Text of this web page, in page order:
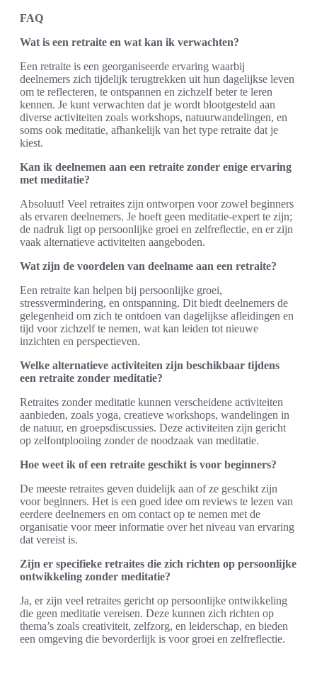
FAQ
Wat is een retraite en wat kan ik verwachten?
Een retraite is een georganiseerde ervaring waarbij
deelnemers zich tijdelijk terugtrekken uit hun dagelijkse leven
om te reflecteren, te ontspannen en zichzelf beter te leren
kennen. Je kunt verwachten dat je wordt blootgesteld aan
diverse activiteiten zoals workshops, natuurwandelingen, en
soms ook meditatie, afhankelijk van het type retraite dat je
kiest.
Kan ik deelnemen aan een retraite zonder enige ervaring
met meditatie?
Absoluut! Veel retraites zijn ontworpen voor zowel beginners
als ervaren deelnemers. Je hoeft geen meditatie-expert te zijn;
de nadruk ligt op persoonlijke groei en zelfreflectie, en er zijn
vaak alternatieve activiteiten aangeboden.
Wat zijn de voordelen van deelname aan een retraite?
Een retraite kan helpen bij persoonlijke groei,
stressvermindering, en ontspanning. Dit biedt deelnemers de
gelegenheid om zich te ontdoen van dagelijkse afleidingen en
tijd voor zichzelf te nemen, wat kan leiden tot nieuwe
inzichten en perspectieven.
Welke alternatieve activiteiten zijn beschikbaar tijdens
een retraite zonder meditatie?
Retraites zonder meditatie kunnen verscheidene activiteiten
aanbieden, zoals yoga, creatieve workshops, wandelingen in
de natuur, en groepsdiscussies. Deze activiteiten zijn gericht
op zelfontplooiing zonder de noodzaak van meditatie.
Hoe weet ik of een retraite geschikt is voor beginners?
De meeste retraites geven duidelijk aan of ze geschikt zijn
voor beginners. Het is een goed idee om reviews te lezen van
eerdere deelnemers en om contact op te nemen met de
organisatie voor meer informatie over het niveau van ervaring
dat vereist is.
Zijn er specifieke retraites die zich richten op persoonlijke
ontwikkeling zonder meditatie?
Ja, er zijn veel retraites gericht op persoonlijke ontwikkeling
die geen meditatie vereisen. Deze kunnen zich richten op
thema’s zoals creativiteit, zelfzorg, en leiderschap, en bieden
een omgeving die bevorderlijk is voor groei en zelfreflectie.